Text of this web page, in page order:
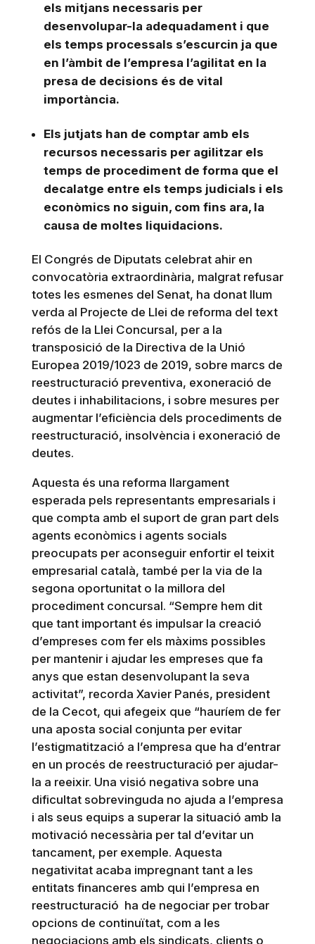
els mitjans necessaris per
desenvolupar-la adequadament i que
els temps processals s’escurcin ja que
en l’àmbit de l’empresa l’agilitat en la
presa de decisions és de vital
importància.
Els jutjats han de comptar amb els
recursos necessaris per agilitzar els
temps de procediment de forma que el
decalatge entre els temps judicials i els
econòmics no siguin, com fins ara, la
causa de moltes liquidacions.
El Congrés de Diputats celebrat ahir en
convocatòria extraordinària, malgrat refusar
totes les esmenes del Senat, ha donat llum
verda al Projecte de Llei de reforma del text
refós de la Llei Concursal, per a la
transposició de la Directiva de la Unió
Europea 2019/1023 de 2019, sobre marcs de
reestructuració preventiva, exoneració de
deutes i inhabilitacions, i sobre mesures per
augmentar l’eficiència dels procediments de
reestructuració, insolvència i exoneració de
deutes.
Aquesta és una reforma llargament
esperada pels representants empresarials i
que compta amb el suport de gran part dels
agents econòmics i agents socials
preocupats per aconseguir enfortir el teixit
empresarial català, també per la via de la
segona oportunitat o la millora del
procediment concursal. “Sempre hem dit
que tant important és impulsar la creació
d’empreses com fer els màxims possibles
per mantenir i ajudar les empreses que fa
anys que estan desenvolupant la seva
activitat”, recorda Xavier Panés, president
de la Cecot, qui afegeix que “hauríem de fer
una aposta social conjunta per evitar
l’estigmatització a l’empresa que ha d’entrar
en un procés de reestructuració per ajudar-
la a reeixir. Una visió negativa sobre una
dificultat sobrevinguda no ajuda a l’empresa
i als seus equips a superar la situació amb la
motivació necessària per tal d’evitar un
tancament, per exemple. Aquesta
negativitat acaba impregnant tant a les
entitats financeres amb qui l’empresa en
reestructuració ha de negociar per trobar
opcions de continuïtat, com a les
negociacions amb els sindicats, clients o